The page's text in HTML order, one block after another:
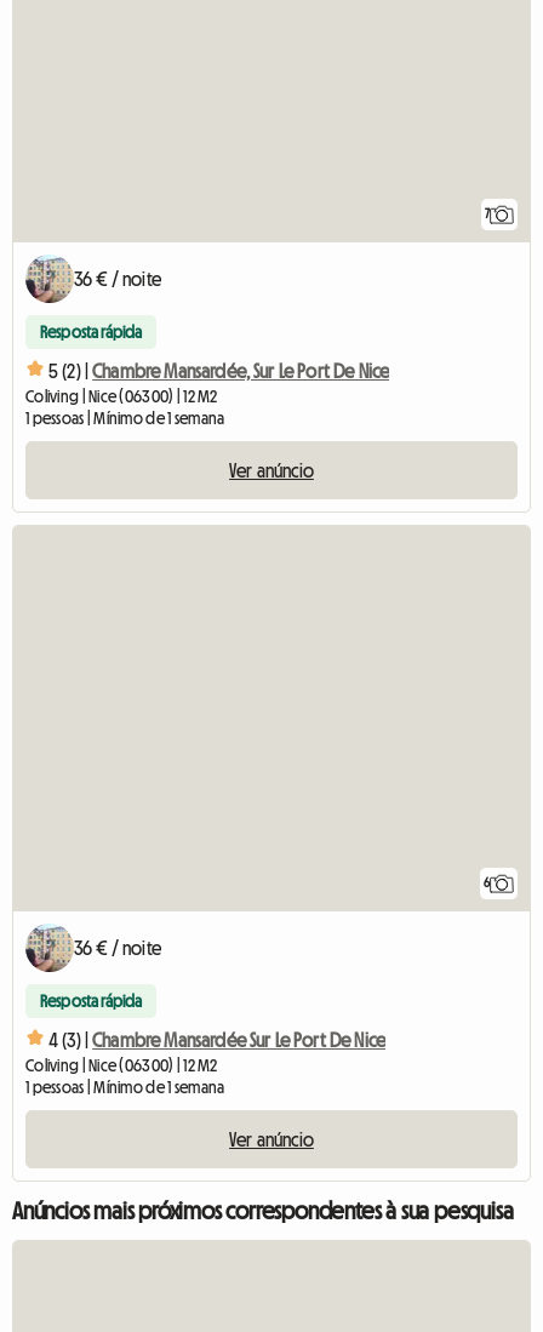
7
36 € / noite
Resposta rápida
5 (2) | Chambre Mansardée, Sur Le Port De Nice
Coliving | Nice (06300) | 12 M2
1 pessoas | Mínimo de 1 semana
Ver anúncio
6
36 € / noite
Resposta rápida
4 (3) | Chambre Mansardée Sur Le Port De Nice
Coliving | Nice (06300) | 12 M2
1 pessoas | Mínimo de 1 semana
Ver anúncio
Anúncios mais próximos correspondentes à sua pesquisa